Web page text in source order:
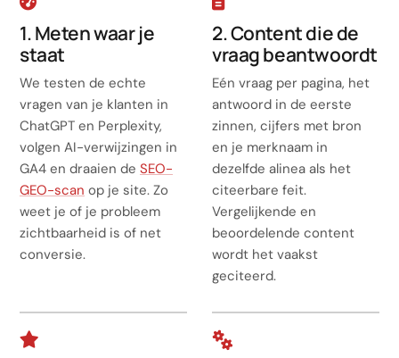
1. Meten waar je
staat
We testen de echte
vragen van je klanten in
ChatGPT en Perplexity,
volgen AI-verwijzingen in
GA4 en draaien de SEO-
GEO-scan op je site. Zo
weet je of je probleem
zichtbaarheid is of net
conversie.
2. Content die de
vraag beantwoordt
Eén vraag per pagina, het
antwoord in de eerste
zinnen, cijfers met bron
en je merknaam in
dezelfde alinea als het
citeerbare feit.
Vergelijkende en
beoordelende content
wordt het vaakst
geciteerd.